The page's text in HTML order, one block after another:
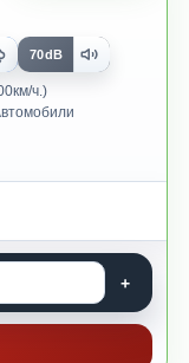
70dB
ч.)